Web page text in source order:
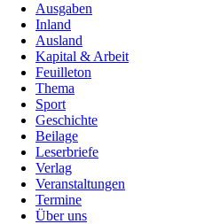
Ausgaben
Inland
Ausland
Kapital & Arbeit
Feuilleton
Thema
Sport
Geschichte
Beilage
Leserbriefe
Verlag
Veranstaltungen
Termine
Über uns